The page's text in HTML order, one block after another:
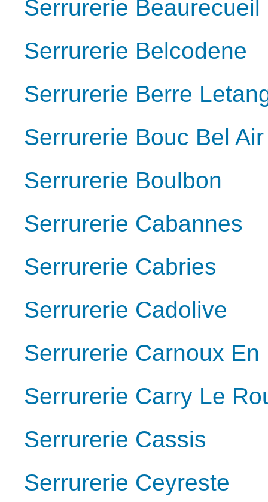
Serrurerie Beaurecueil
Serrurerie Belcodene
Serrurerie Berre
Serrurerie Bouc Bel Air
Serrurerie Boulbon
Serrurerie Cabannes
Serrurerie Cabries
Serrurerie Cadolive
Serrurerie Carnoux En
Serrurerie Carry Le
Serrurerie Cassis
Serrurerie Ceyreste